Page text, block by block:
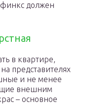
должен
в квартире,
представителях
и не менее
внешним
– основное